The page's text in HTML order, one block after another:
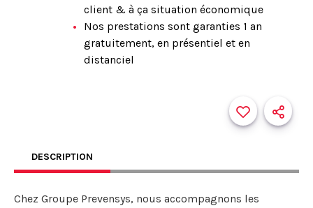
client & à ça situation économique
Nos prestations sont garanties 1 an
gratuitement, en présentiel et en
distanciel
DESCRIPTION
Chez Groupe Prevensys, nous accompagnons les